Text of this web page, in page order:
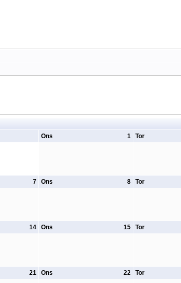
1
Ons Tor
7 8
Ons Tor
14 15
Ons Tor
21 22
Ons Tor